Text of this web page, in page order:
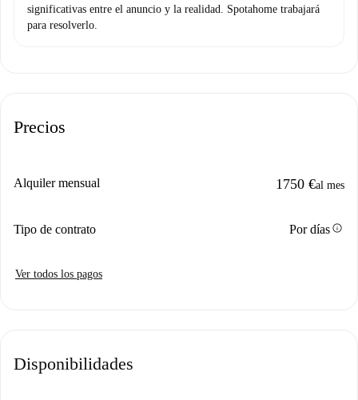
significativas entre el anuncio y la realidad. Spotahome trabajará
para resolverlo.
Precios
Alquiler mensual 1750 €al mes
Tipo de contrato Por díasinfo
Ver todos los pagos
Disponibilidades